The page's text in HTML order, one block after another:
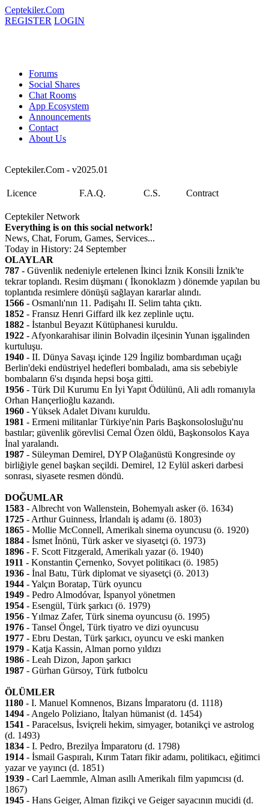
Ceptekiler.Com
REGISTER LOGIN
Forums
Social Shares
Chat Rooms
App Ecosystem
Announcements
Contact
About Us
Ceptekiler.Com - v2025.01
Licence F.A.Q. C.S. Contract
Ceptekiler Network
Everything is on this social network!
News, Chat, Forum, Games, Services...
Today in History: 24 September
OLAYLAR
787 - Güvenlik nedeniyle ertelenen İkinci İznik Konsili İznik'te
tekrar toplandı. Resim düşmanı ( İkonoklazm ) dönemde yapılan bu
toplantıda resimlere dönüşü sağlayan kararlar alındı.
1566 - Osmanlı'nın 11. Padişahı II. Selim tahta çıktı.
1852 - Fransız Henri Giffard ilk kez zeplinle uçtu.
1882 - İstanbul Beyazıt Kütüphanesi kuruldu.
1922 - Afyonkarahisar ilinin Bolvadin ilçesinin Yunan işgalinden
kurtuluşu.
1940 - II. Dünya Savaşı içinde 129 İngiliz bombardıman uçağı
Berlin'deki endüstriyel hedefleri bombaladı, ama sis sebebiyle
bombaların 6'sı dışında hepsi boşa gitti.
1956 - Türk Dil Kurumu En İyi Yapıt Ödülünü, Ali adlı romanıyla
Orhan Hançerlioğlu kazandı.
1960 - Yüksek Adalet Divanı kuruldu.
1981 - Ermeni militanlar Türkiye'nin Paris Başkonsolosluğu'nu
bastılar; güvenlik görevlisi Cemal Özen öldü, Başkonsolos Kaya
İnal yaralandı.
1987 - Süleyman Demirel, DYP Olağanüstü Kongresinde oy
birliğiyle genel başkan seçildi. Demirel, 12 Eylül askeri darbesi
sonrası, siyasete resmen döndü.
DOĞUMLAR
1583 - Albrecht von Wallenstein, Bohemyalı asker (ö. 1634)
1725 - Arthur Guinness, İrlandalı iş adamı (ö. 1803)
1865 - Mollie McConnell, Amerikalı sinema oyuncusu (ö. 1920)
1884 - İsmet İnönü, Türk asker ve siyasetçi (ö. 1973)
1896 - F. Scott Fitzgerald, Amerikalı yazar (ö. 1940)
1911 - Konstantin Çernenko, Sovyet politikacı (ö. 1985)
1936 - İnal Batu, Türk diplomat ve siyasetçi (ö. 2013)
1944 - Yalçın Boratap, Türk oyuncu
1949 - Pedro Almodóvar, İspanyol yönetmen
1954 - Esengül, Türk şarkıcı (ö. 1979)
1956 - Yılmaz Zafer, Türk sinema oyuncusu (ö. 1995)
1976 - Tansel Öngel, Türk tiyatro ve dizi oyuncusu
1977 - Ebru Destan, Türk şarkıcı, oyuncu ve eski manken
1979 - Katja Kassin, Alman porno yıldızı
1986 - Leah Dizon, Japon şarkıcı
1987 - Gürhan Gürsoy, Türk futbolcu
ÖLÜMLER
1180 - I. Manuel Komnenos, Bizans İmparatoru (d. 1118)
1494 - Angelo Poliziano, İtalyan hümanist (d. 1454)
1541 - Paracelsus, İsviçreli hekim, simyager, botanikçi ve astrolog
(d. 1493)
1834 - I. Pedro, Brezilya İmparatoru (d. 1798)
1914 - İsmail Gaspıralı, Kırım Tatarı fikir adamı, politikacı, eğitimci
yazar ve yayıncı (d. 1851)
1939 - Carl Laemmle, Alman asıllı Amerikalı film yapımcısı (d.
1867)
1945 - Hans Geiger, Alman fizikçi ve Geiger sayacının mucidi (d.